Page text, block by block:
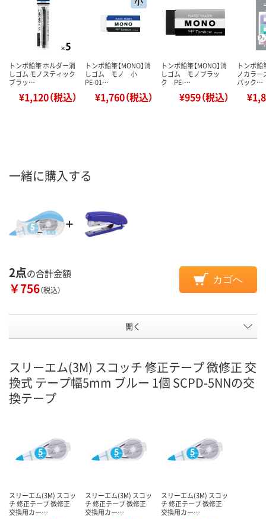
トンボ鉛筆 ホルダー消
しゴム モノスティック
ブラッ…
¥1,120（税込）
トンボ鉛筆【MONO】消
しゴム モノ 小
PE-01…
¥1,760（税込）
トンボ鉛筆【MONO】消
しゴム モノブラッ
ク PE-…
¥959（税込）
トンボ鉛
ノカラー
パック…
一緒に購入する
2点の合計金額
￥756（税込）
カゴへ
開く
スリーエム(3M) スコッチ 修正テープ 微修正 交
換式 テープ幅5mm ブルー 1個 SCPD-5NNの交
換テープ
スリーエム(3M) スコッ
チ 修正テープ 微修正
交換用カー…
スリーエム(3M) スコッ
チ 修正テープ 微修正
交換用カー…
スリーエム(3M) スコッ
チ 修正テープ 微修正
交換用カー…